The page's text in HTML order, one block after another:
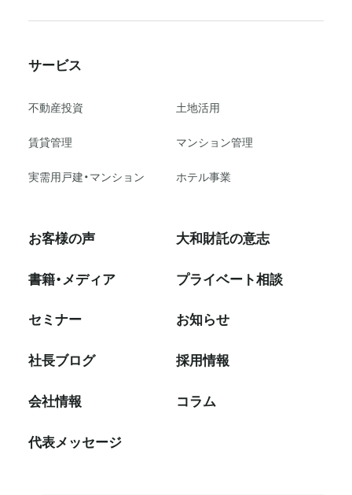
サービス
不動産投資
⼟地活⽤
賃貸管理
マンション管理
実需用戸建・マンション
ホテル事業
お客様の声
書籍・メディア
セミナー
社⻑ブログ
会社情報
代表メッセージ
大和財託の意志
プライベート相談
お知らせ
採⽤情報
コラム